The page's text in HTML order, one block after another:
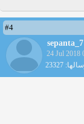
#4
24 Jul 2018
23327